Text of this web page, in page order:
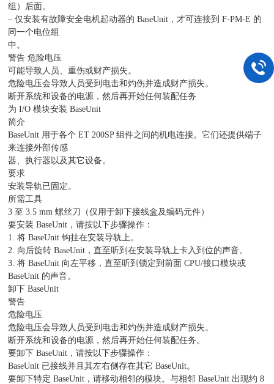
组）后面。
– 仅安装有故障安全电机起动器的 BaseUnit，才可连接到 F-PM-E 的
同一个电位组
中。
警告 危险电压
可能导致人员、重伤或财产损失。
危险电压会导致人员受到电击和灼伤并造成财产损失。
断开系统和设备的电源，然后再开始任何装配任务
为 I/O 模块安装 BaseUnit
简介
BaseUnit 用于各个 ET 200SP 组件之间的机电连接。它们还提供端子
来连接外部传感
器、执行器以及其它设备。
要求
安装导轨已固定。
所需工具
3 至 3.5 mm 螺丝刀（仅用于卸下接线盒及编码元件）
要安装 BaseUnit，请按以下步骤操作：
1. 将 BaseUnit 钩挂在安装导轨上。
2. 向后旋转 BaseUnit，直至听到在安装导轨上卡入到位的声音。
3. 将 BaseUnit 向左平移，直至听到锁定到前面 CPU/接口模块或
BaseUnit 的声音。
卸下 BaseUnit
警告
危险电压
危险电压会导致人员受到电击和灼伤并造成财产损失。
断开系统和设备的电源，然后再开始任何装配任务。
要卸下 BaseUnit，请按以下步骤操作：
BaseUnit 已接线并且其左右侧存在其它 BaseUnit。
要卸下特定 BaseUnit，请移动相邻的模块。与相邻 BaseUnit 出现约 8